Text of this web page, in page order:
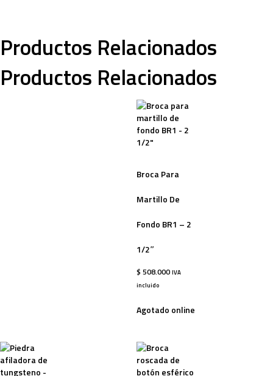
Productos Relacionados
Productos Relacionados
Broca Para
Martillo De
Fondo BR1 – 2
1/2″
$ 508.000 IVA
incluido
Agotado online